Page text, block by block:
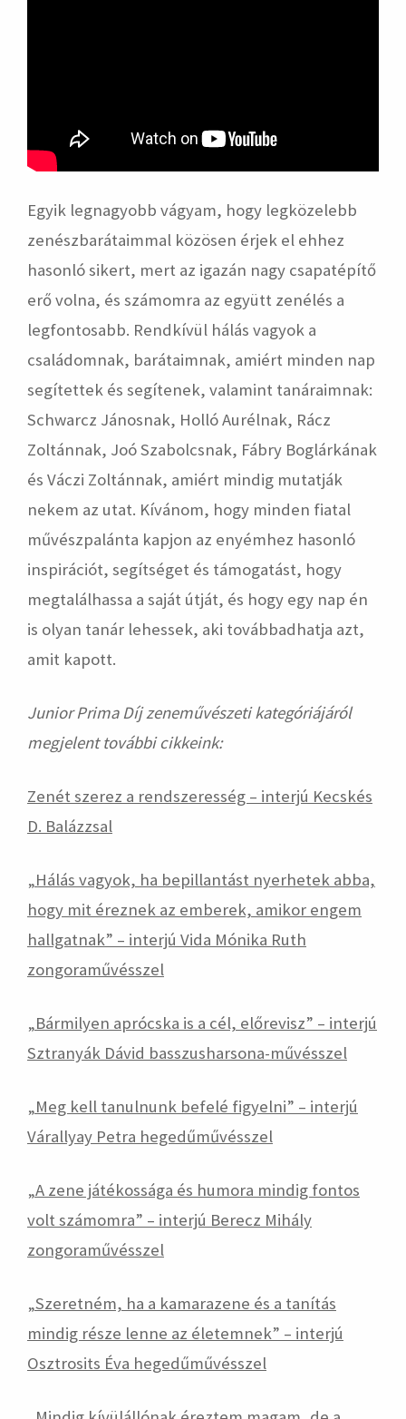
Egyik legnagyobb vágyam, hogy legközelebb
zenészbarátaimmal közösen érjek el ehhez
hasonló sikert, mert az igazán nagy csapatépítő
erő volna, és számomra az együtt zenélés a
legfontosabb. Rendkívül hálás vagyok a
családomnak, barátaimnak, amiért minden nap
segítettek és segítenek, valamint tanáraimnak:
Schwarcz Jánosnak, Holló Aurélnak, Rácz
Zoltánnak, Joó Szabolcsnak, Fábry Boglárkának
és Váczi Zoltánnak, amiért mindig mutatják
nekem az utat. Kívánom, hogy minden fiatal
művészpalánta kapjon az enyémhez hasonló
inspirációt, segítséget és támogatást, hogy
megtalálhassa a saját útját, és hogy egy nap én
is olyan tanár lehessek, aki továbbadhatja azt,
amit kapott.
Junior Prima Díj zeneművészeti kategóriájáról
megjelent további cikkeink:
Zenét szerez a rendszeresség – interjú Kecskés
D. Balázzsal
„Hálás vagyok, ha bepillantást nyerhetek abba,
hogy mit éreznek az emberek, amikor engem
hallgatnak” – interjú Vida Mónika Ruth
zongoraművésszel
„Bármilyen aprócska is a cél, előrevisz” – interjú
Sztranyák Dávid basszusharsona-művésszel
„Meg kell tanulnunk befelé figyelni” – interjú
Várallyay Petra hegedűművésszel
„A zene játékossága és humora mindig fontos
volt számomra” – interjú Berecz Mihály
zongoraművésszel
„Szeretném, ha a kamarazene és a tanítás
mindig része lenne az életemnek” – interjú
Osztrosits Éva hegedűművésszel